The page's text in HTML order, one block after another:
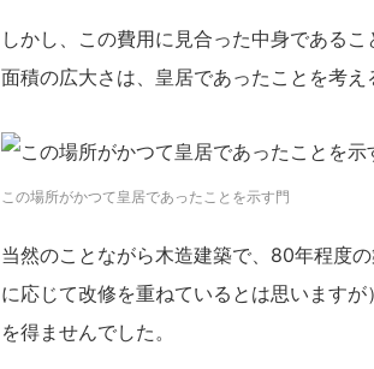
しかし、この費用に見合った中身である
面積の広大さは、皇居であったことを考
この場所がかつて皇居であったことを示す門
当然のことながら木造建築で、80年程度
に応じて改修を重ねているとは思います
を得ませんでした。